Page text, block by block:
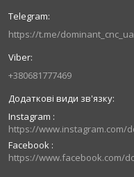
https://t.me/dominant_cnc_ua
+380681777469
Instagram
Facebook